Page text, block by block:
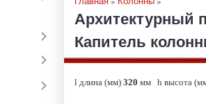
Архитектурный
Капитель
l длина (мм) 320 мм h высота